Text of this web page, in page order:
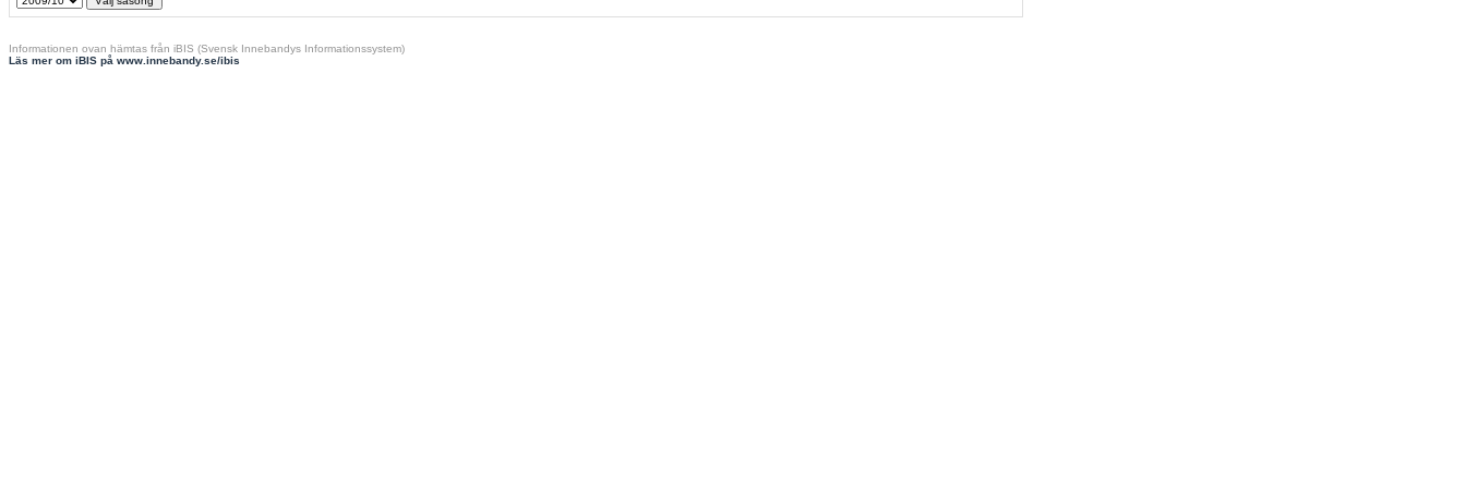
Informationen ovan hämtas från iBIS (Svensk Innebandys Informationssystem)
Läs mer om iBIS på www.innebandy.se/ibis